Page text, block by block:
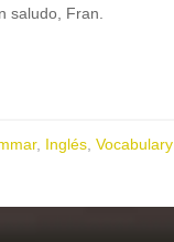
saludo, Fran.
, Inglés Vocabulary